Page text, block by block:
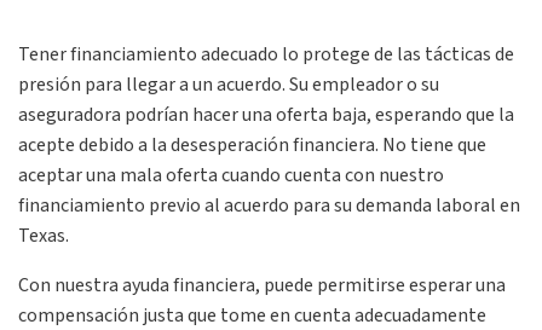
Tener financiamiento adecuado lo protege de las tácticas de
presión para llegar a un acuerdo. Su empleador o su
aseguradora podrían hacer una oferta baja, esperando que la
acepte debido a la desesperación financiera. No tiene que
aceptar una mala oferta cuando cuenta con nuestro
financiamiento previo al acuerdo para su demanda laboral en
Texas.
Con nuestra ayuda financiera, puede permitirse esperar una
compensación justa que tome en cuenta adecuadamente